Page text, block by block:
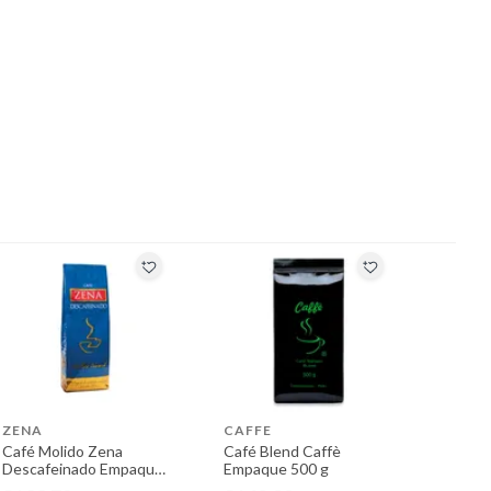
ZENA
Café Molido Zena
Descafeinado Empaque
CAFFE
Café Blend Caffè
Empaque 500 g